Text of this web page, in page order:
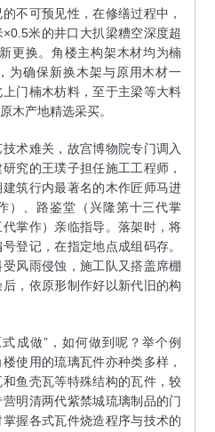
可预见性，在修缮过程中，
米的井口大扒梁糟空深度超
更换。角楼主构架木材均为楠
为确保新换木架与原用木材一
门楠木枋料，至于主梁等大料
木产地精选采买。
难关，故宫博物院专门调入
究的王璞子担任施工工程师，
筑行内最著名的木作匠师马进
）、路鉴堂（兴隆第十三代掌
掌作）亲临指导。落架时，将
登记，在指定地点成组码存。
风雨侵蚀，施工队又搭盖席棚
，依原形制作好以新代旧的构
做”，如何做到呢？举个例
使用的琉璃瓦件亦种类多样，
鱼壳瓦等特殊结构的瓦件，较
明清两代紫禁城琉璃制品的门
握各式瓦件烧造程序与技术的